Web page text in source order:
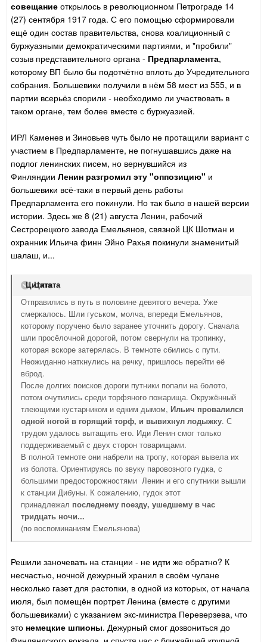
совещание открылось в революционном Петрограде 14
(27) сентября 1917 года. С его помощью сформировали
ещё один состав правительства, снова коалиционный с
буржуазными демократическими партиями, и "пробили"
созыв представительного органа - Предпарламента,
которому ВП было бы подотчётно вплоть до Учредительного
собрания. Большевики получили в нём 58 мест из 555, и в
партии всерьёз спорили - необходимо ли участвовать в
таком органе, тем более вместе с буржуазией.
ИРЛ Каменев и Зиновьев чуть было не протащили вариант с
участием в Предпарламенте, не погнушавшись даже на
подлог ленинских писем, но вернувшийся из
Финляндии Ленин разгромил эту "оппозицию" и
большевики всё-таки в первый день работы
Предпарламента его покинули. Но так было в нашей версии
истории. Здесь же 8 (21) августа Ленин, рабочий
Сестрорецкого завода Емельянов, связной ЦК Шотман и
охранник Ильича финн Эйно Рахья покинули знаменитый
шалаш, и...
Цитата
Цитата
Отправились в путь в половине девятого вечера. Уже
смеркалось. Шли гуськом, молча, впереди Емельянов,
которому поручено было заранее уточнить дорогу. Сначала
шли просёлочной дорогой, потом свернули на тропинку,
которая вскоре затерялась. В темноте сбились с пути.
Неожиданно наткнулись на речку, пришлось перейти её
вброд.
После долгих поисков дороги путники попали на болото,
потом очутились среди торфяного пожарища. Окружённый
тлеющими кустарником и едким дымом, Ильич провалился
одной ногой в горящий торф, и вывихнул лодыжку. С
трудом удалось вытащить его. Иди Ленин смог только
поддерживаемый с двух сторон товарищами.
В полной темноте они набрели на тропу, которая вывела их
из болота. Ориентируясь по звуку паровозного гудка, с
большими предосторожностями Ленин и его спутники вышли
к станции Дибуны. К сожалению, гудок этот
принадлежал последнему поезду, ушедшему в час
тридцать ночи...
(по воспоминаниям Емельянова)
Решили заночевать на станции - не идти же обратно? К
несчастью, ночной дежурный хранил в своём чулане
несколько газет для растопки, в одной из которых, от начала
июля, был помещён портрет Ленина (вместе с другими
большевиками) с указанием экс-министра Переверзева, что
это немецкие шпионы. Дежурный смог дозвониться до